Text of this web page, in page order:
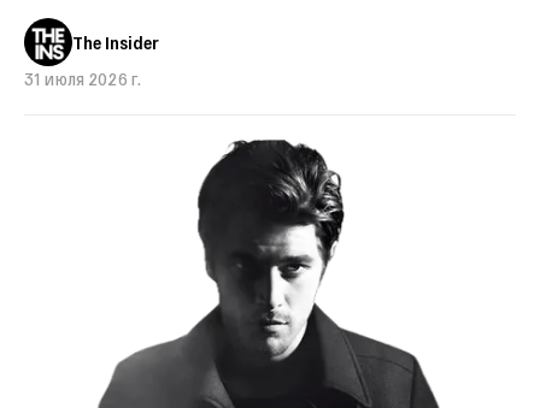
The Insider
31 июля 2026 г.